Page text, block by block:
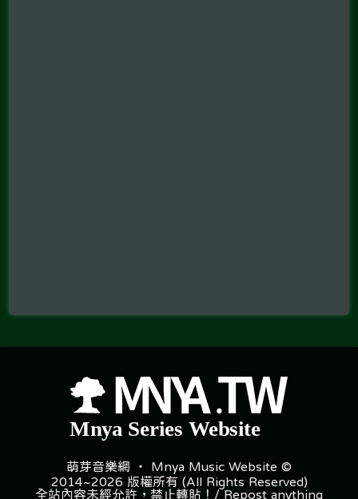
萌芽音樂網 ‧ Mnya Music Website ©
2014~2026 版權所有 (All Rights Reserved)
全站內容未經允許，禁止轉貼！/ Repost anything